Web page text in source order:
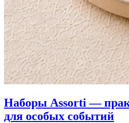
Наборы Assorti —
для особых событий